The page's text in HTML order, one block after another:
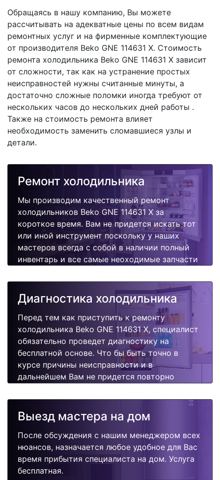
Обращаясь в нашу компанию, Вы можете
рассчитывать на адекватные цены по всем видам
ремонтных услуг и на фирменные комплектующие
от производителя Beko GNE 114631 X. Стоимость
ремонта холодильника Beko GNE 114631 X зависит
от сложности, так как на устранение простых
неисправностей нужны считанные минуты, а
достаточно сложные поломки иногда требуют от
нескольких часов до нескольких дней работы .
Также на стоимость ремонта влияет
необходимость заменить сломавшиеся узлы и
детали.
Ремонт холодильника
Мы производим качественный ремонт
холодильников Beko GNE 114631 X за
короткое время. Вам не придется искать тот
или иной инструмент поскольку у наших
мастеров всегда с собой в наличии полный
инвентарь и все самые неоходимые запчасти
быстро, качественно и недорого.
Диагностика холодильника
Перед тем как приступить к ремонту
холодильника Beko GNE 114631 X, специалист
обязательно проведет диагностику на
бесплатной основе. Что бы быть точно в
курсе причины неисправности и в
дальнейшем Вам не придется повторно
поломок.
Выезд мастера на дом
После обсуждения с нашим менеджером всех
нюансов, назначается любое удобное для Вас
время прибытия специалиста на дом. Услуга
бесплатная.